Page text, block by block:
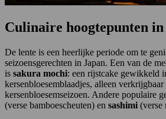
Culinaire hoogtepunten in
De lente is een heerlijke periode om te
seizoensgerechten in Japan. Een van de
is sakura mochi: een rijstcake gewikkeld
kersenbloesemblaadjes, alleen
kersenbloesemseizoen. Andere populaire
(verse bamboescheuten) en sashimi (verse